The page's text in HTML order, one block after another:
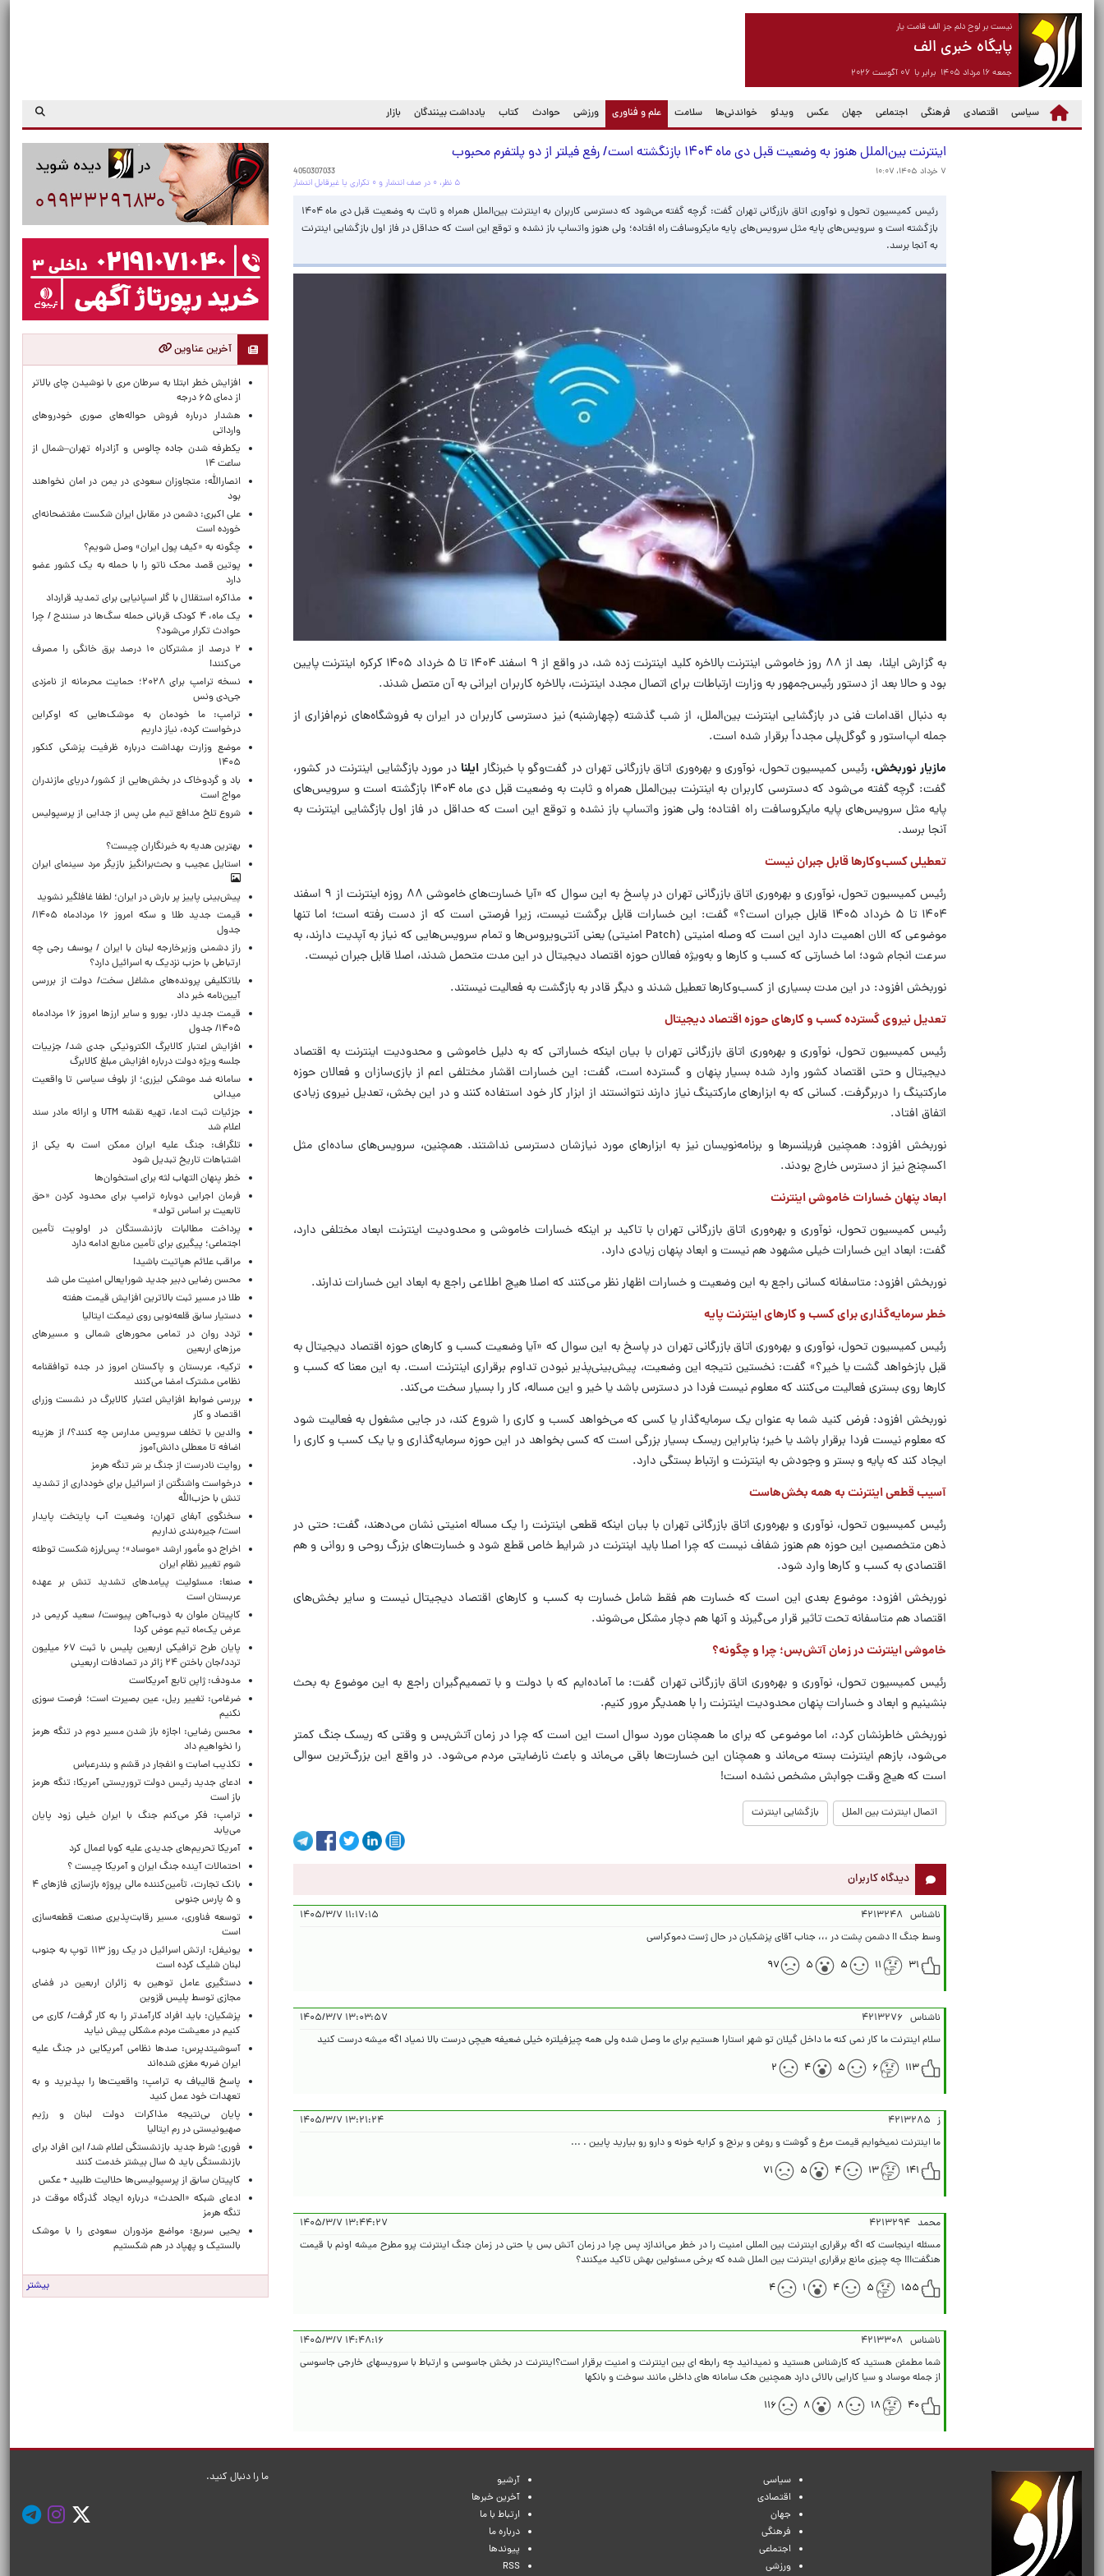
نیست بر لوح دلم جز الف قامت یار
پایگاه خبری الف
جمعه ۱۶ مرداد ۱۴۰۵ برابر با ۰۷ آگوست ۲۰۲۶
سیاسی اقتصادی فرهنگی اجتماعی جهان عکس ویدئو خواندنی‌ها سلامت علم و فناوری
(current) ورزشی حوادث کتاب یادداشت بینندگان بازار
اینترنت بین‌الملل هنوز به وضعیت قبل دی ماه ۱۴۰۴ بازنگشته است/ رفع فیلتر از دو پلتفرم محبوب
۷ خرداد ۱۴۰۵، ۱۰:۰۷
4050307033
۵ نظر، ۰ در صف انتشار و ۰ تکراری یا غیرقابل انتشار
رئیس کمیسیون تحول و نوآوری اتاق بازرگانی تهران گفت: گرچه گفته می‌شود که دسترسی کاربران به اینترنت بین‌الملل همراه و ثابت به وضعیت قبل دی ماه ۱۴۰۴
بازگشته است و سرویس‌های پایه مثل سرویس‌های پایه مایکروسافت راه افتاده؛ ولی هنوز واتساپ باز نشده و توقع این است که حداقل در فاز اول بازگشایی اینترنت
به آنجا برسد.
به گزارش ایلنا، بعد از ۸۸ روز خاموشی اینترنت بالاخره کلید اینترنت زده شد، در واقع از ۹ اسفند ۱۴۰۴ تا ۵ خرداد ۱۴۰۵ کرکره اینترنت پایین
بود و حالا بعد از دستور رئیس‌جمهور به وزارت ارتباطات برای اتصال مجدد اینترنت، بالاخره کاربران ایرانی به آن متصل شدند.
به دنبال اقدامات فنی در بازگشایی اینترنت بین‌الملل، از شب گذشته (چهارشنبه) نیز دسترسی کاربران در ایران به فروشگاه‌های نرم‌افزاری از
جمله اپ‌استور و گوگل‌پلی مجدداً برقرار شده است.
مازیار نوربخش، رئیس کمیسیون تحول، نوآوری و بهره‌وری اتاق بازرگانی تهران در گفت‌و‌گو با خبرنگار ایلنادر مورد بازگشایی اینترنت در کشور،
گفت: گرچه گفته می‌شود که دسترسی کاربران به اینترنت بین‌الملل همراه و ثابت به وضعیت قبل دی ماه ۱۴۰۴ بازگشته است و سرویس‌های
پایه مثل سرویس‌های پایه مایکروسافت راه افتاده؛ ولی هنوز واتساپ باز نشده و توقع این است که حداقل در فاز اول بازگشایی اینترنت به
آنجا برسد.
تعطیلی کسب‌وکار‌ها قابل جبران نیست
رئیس کمیسیون تحول، نوآوری و بهره‌وری اتاق بازرگانی تهران در پاسخ به این سوال که «آیا خسارت‌های خاموشی ۸۸ روزه اینترنت از ۹ اسفند
۱۴۰۴ تا ۵ خرداد ۱۴۰۵ قابل جبران است؟» گفت: این خسارات قابل برگشت نیست، زیرا فرصتی است که از دست رفته است؛ اما تنها
موضوعی که الان اهمیت دارد این است که وصله امنیتی (Patch امنیتی) یعنی آنتی‌ویروس‌ها و تمام سرویس‌هایی که نیاز به آپدیت دارند، به
سرعت انجام شود؛ اما خسارتی که کسب و کار‌ها و به‌ویژه فعالان حوزه اقتصاد دیجیتال در این مدت متحمل شدند، اصلا قابل جبران نیست.
نوربخش افزود: در این مدت بسیاری از کسب‌وکار‌ها تعطیل شدند و دیگر قادر به بازگشت به فعالیت نیستند.
تعدیل نیروی گسترده کسب و کار‌های حوزه اقتصاد دیجیتال
رئیس کمیسیون تحول، نوآوری و بهره‌وری اتاق بازرگانی تهران با بیان اینکه خساراتی که به دلیل خاموشی و محدودیت اینترنت به اقتصاد
دیجیتال و حتی اقتصاد کشور وارد شده بسیار پنهان و گسترده است، گفت: این خسارات اقشار مختلفی اعم از بازی‌سازان و فعالان حوزه
مارکتینگ را دربرگرفت. کسانی که به ابزار‌های مارکتینگ نیاز دارند نتوانستند از ابزار کار خود استفاده کنند و در این بخش، تعدیل نیروی زیادی
اتفاق افتاد.
نوربخش افزود: همچنین فریلنسر‌ها و برنامه‌نویسان نیز به ابزار‌های مورد نیازشان دسترسی نداشتند. همچنین، سرویس‌های ساده‌ای مثل
اکسچنج نیز از دسترس خارج بودند.
ابعاد پنهان خسارات خاموشی اینترنت
رئیس کمیسیون تحول، نوآوری و بهره‌وری اتاق بازرگانی تهران با تاکید بر اینکه خسارات خاموشی و محدودیت اینترنت ابعاد مختلفی دارد،
گفت: ابعاد این خسارات خیلی مشهود هم نیست و ابعاد پنهان زیادی دارد.
نوربخش افزود: متاسفانه کسانی راجع به این وضعیت و خسارات اظهار نظر می‌کنند که اصلا هیچ اطلاعی راجع به ابعاد این خسارات ندارند.
خطر سرمایه‌گذاری برای کسب و کار‌های اینترنت پایه
رئیس کمیسیون تحول، نوآوری و بهره‌وری اتاق بازرگانی تهران در پاسخ به این سوال که «آیا وضعیت کسب و کار‌های حوزه اقتصاد دیجیتال به
قبل بازخواهد گشت یا خیر؟» گفت: نخستین نتیجه این وضعیت، پیش‌بینی‌پذیر نبودن تداوم برقراری اینترنت است. به این معنا که کسب و
کار‌ها روی بستری فعالیت می‌کنند که معلوم نیست فردا در دسترس باشد یا خیر و این مساله، کار را بسیار سخت می‌کند.
نوربخش افزود: فرض کنید شما به عنوان یک سرمایه‌گذار یا کسی که می‌خواهد کسب و کاری را شروع کند، در جایی مشغول به فعالیت شود
که معلوم نیست فردا برقرار باشد یا خیر؛ بنابراین ریسک بسیار بزرگی است که کسی بخواهد در این حوزه سرمایه‌گذاری و یا یک کسب و کاری را
ایجاد کند که پایه و بستر و وجودش به اینترنت و ارتباط بستگی دارد.
آسیب قطعی اینترنت به همه بخش‌هاست
رئیس کمیسیون تحول، نوآوری و بهره‌وری اتاق بازرگانی تهران با بیان اینکه قطعی اینترنت را یک مساله امنیتی نشان می‌دهند، گفت: حتی در
ذهن متخصصین این حوزه هم هنوز شفاف نیست که چرا اصلا باید اینترنت در شرایط خاص قطع شود و خسارت‌های بزرگ روحی و روانی و هم
اقتصادی به کسب و کار‌ها وارد شود.
نوربخش افزود: موضوع بعدی این است که خسارت هم فقط شامل خسارت به کسب و کار‌های اقتصاد دیجیتال نیست و سایر بخش‌های
اقتصاد هم متاسفانه تحت تاثیر قرار می‌گیرند و آنها هم دچار مشکل می‌شوند.
خاموشی اینترنت در زمان آتش‌بس؛ چرا و چگونه؟
رئیس کمیسیون تحول، نوآوری و بهره‌وری اتاق بازرگانی تهران گفت: ما آماده‌ایم که با دولت و با تصمیم‌گیران راجع به این موضوع به بحث
بنشینیم و ابعاد و خسارات پنهان محدودیت اینترنت را با همدیگر مرور کنیم.
نوربخش خاطرنشان کرد:، اما موضوعی که برای ما همچنان مورد سوال است این است که چرا در زمان آتش‌بس و وقتی که ریسک جنگ کمتر
می‌شود، بازهم اینترنت بسته می‌ماند و همچنان این خسارت‌ها باقی می‌ماند و باعث نارضایتی مردم می‌شود. در واقع این بزرگ‌ترین سوالی
است که هیچ وقت جوابش مشخص نشده است!
اتصال اینترنت بین الملل بازگشایی اینترنت
دیدگاه کاربران
ناشناس ۴۲۱۳۲۴۸
۱۱:۱۷:۱۵ ۱۴۰۵/۳/۷
وسط جنگ !! دشمن پشت در ،،، جناب آقای پزشکیان در حال ژست دموکراسی
۳۱
۱۱ ۵ ۵ ۹۷
ناشناس ۴۲۱۳۲۷۶
۱۳:۰۳:۵۷ ۱۴۰۵/۳/۷
سلام اینترنت ما کار نمی کنه ما داخل گیلان تو شهر استارا هستیم برای ما وصل شده ولی همه چیزفیلتره خیلی ضعیفه هیچی درست بالا نمیاد اگه میشه درست کنید
۱۱۳
۶ ۵ ۴ ۲
ز ۴۲۱۳۲۸۵
۱۳:۲۱:۲۴ ۱۴۰۵/۳/۷
ما اینترنت نمیخوایم قیمت مرغ و گوشت و روغن و برنج و کرایه خونه و دارو رو بیارید پایین . ...
۱۴۱
۱۳ ۴ ۵ ۷۱
محمد ۴۲۱۳۲۹۴
۱۳:۴۴:۲۷ ۱۴۰۵/۳/۷
مسئله اینجاست که اگه برقراری اینترنت بین المللی امنیت را در خطر می‌اندازد پس چرا در زمان آتش بس یا حتی در زمان جنگ اینترنت پرو مطرح میشه اونم با قیمت
هنگفت!!! چه چیزی مانع برقراری اینترنت بین الملل شده که برخی مسئولین بهش تاکید میکنند؟
۱۵۵
۵ ۴ ۱ ۴
ناشناس ۴۲۱۳۳۰۸
۱۴:۴۸:۱۶ ۱۴۰۵/۳/۷
شما مطمئن هستید که کارشناس هستید و نمیدانید چه رابطه ای بین اینترنت و امنیت برقرار است؟اینترنت در بخش جاسوسی و ارتباط با سرویسهای خارجی جاسوسی
از جمله موساد و سیا کارایی بالائی دارد همچنین هک سامانه های داخلی مانند سوخت و بانکها
۴۰
۱۸ ۸ ۸ ۱۱۶
آخرین عناوین
افزایش خطر ابتلا به سرطان مری با نوشیدن چای بالاتر
از دمای ۶۵ درجه
هشدار درباره فروش حواله‌های صوری خودروهای
وارداتی
یکطرفه شدن جاده چالوس و آزادراه تهران–شمال از
ساعت ۱۴
انصارالله: متجاوزان سعودی در یمن در امان نخواهند
بود
علی اکبری: دشمن در مقابل ایران شکست مفتضحانه‌ای
خورده است
چگونه به «کیف پول ایران» وصل شویم؟
پوتین قصد محک ناتو را با حمله به یک کشور عضو
دارد
مذاکره استقلال با گلر اسپانیایی برای تمدید قرارداد
یک ماه، ۴ کودک قربانی حمله سگ‌ها در سنندج / چرا
حوادث تکرار می‌شود؟
۲ درصد از مشترکان ۱۰ درصد برق خانگی را مصرف
می‌کنند!
نسخه ترامپ برای ۲۰۲۸؛ حمایت محرمانه از نامزدی
جی‌دی ونس
ترامپ: ما خودمان به موشک‌هایی که اوکراین
درخواست کرده، نیاز داریم
موضع وزارت بهداشت درباره ظرفیت پزشکی کنکور
۱۴۰۵
باد و گردوخاک در بخش‌هایی از کشور/ دریای مازندران
مواج است
شروع تلخ مدافع تیم ملی پس از جدایی از پرسپولیس
بهترین هدیه به خبرنگاران چیست؟
استایل عجیب و بحث‌برانگیز بازیگر مرد سینمای ایران
پیش‌بینی پاییز پر بارش در ایران؛ لطفا غافلگیر نشوید
قیمت جدید طلا و سکه امروز ۱۶ مردادماه ۱۴۰۵/
جدول
راز دشمنی وزیرخارجه لبنان با ایران / یوسف رجی چه
ارتباطی با حزب نزدیک به اسرائیل دارد؟
بلاتکلیفی پرونده‌های مشاغل سخت/ دولت از بررسی
آیین‌نامه خبر داد
قیمت جدید دلار، یورو و سایر ارزها امروز ۱۶ مردادماه
۱۴۰۵/ جدول
افزایش اعتبار کالابرگ الکترونیکی جدی شد/ جزییات
جلسه ویژه دولت درباره افزایش مبلغ کالابرگ
سامانه ضد موشکی لیزری؛ از بلوف سیاسی تا واقعیت
میدانی
جزئیات ثبت ادعا، تهیه نقشه UTM و ارائه مادر سند
اعلام شد
تلگراف: جنگ علیه ایران ممکن است به یکی از
اشتباهات تاریخ تبدیل شود
خطر پنهان التهاب لثه برای استخوان‌ها
فرمان اجرایی دوباره ترامپ برای محدود کردن «حق
تابعیت بر اساس تولد»
پرداخت مطالبات بازنشستگان در اولویت تأمین
اجتماعی؛ پیگیری برای تأمین منابع ادامه دارد
مراقب علائم هپاتیت باشید!
محسن رضایی دبیر جدید شورایعالی امنیت ملی شد
طلا در مسیر ثبت بالاترین افزایش قیمت هفته
دستیار سابق قلعه‌نویی روی نیمکت ایتالیا
تردد روان در تمامی محورهای شمالی و مسیرهای
مرزهای اربعین
ترکیه، عربستان و پاکستان امروز در جده توافقنامه
نظامی مشترک امضا می‌کنند
بررسی ضوابط افزایش اعتبار کالابرگ در نشست وزرای
اقتصاد و کار
والدین با تخلف سرویس مدارس چه کنند؟/ از هزینه
اضافه تا معطلی دانش‌آموز
روایت نادرست از جنگ بر سَر تنگه هرمز
درخواست واشنگتن از اسرائیل برای خودداری از تشدید
تنش با حزب‌الله
سخنگوی آبفای تهران: وضعیت آب پایتخت پایدار
است/ جیره‌بندی نداریم
اخراج دو مأمور ارشد «موساد»؛ پس‌لرزه شکست توطئه
شوم تغییر نظام ایران
صنعا: مسئولیت پیامدهای تشدید تنش بر عهده
عربستان است
کاپیتان ملوان به ذوب‌آهن پیوست/ سعید کریمی در
عرض یک‌ماه تیم عوض کرد!
پایان طرح ترافیکی اربعین پلیس با ثبت ۶۷ میلیون
تردد/جان باختن ۲۴ زائر در تصادفات اربعینی
مدودف: ژاپن تابع آمریکاست
ضرغامی: تغییر ریل، عین بصیرت است؛ فرصت سوزی
نکنیم
محسن رضایی: اجازه باز شدن مسیر دوم در تنگه هرمز
را نخواهیم داد
تکذیب اصابت و انفجار در قشم و بندرعباس
ادعای جدید رئیس دولت تروریستی آمریکا: تنگه هرمز
باز است
ترامپ: فکر می‌کنم جنگ با ایران خیلی زود پایان
می‌یابد
آمریکا تحریم‌های جدیدی علیه کوبا اعمال کرد
احتمالات آینده جنگ ایران و آمریکا چیست ؟
بانک تجارت، تأمین‌کننده مالی پروژه بازسازی فازهای ۴
و ۵ پارس جنوبی
توسعه فناوری، مسیر رقابت‌پذیری صنعت قطعه‌سازی
است
یونیفل: ارتش اسرائیل در یک روز ۱۱۳ توپ به جنوب
لبنان شلیک کرده است
دستگیری عامل توهین به زائران اربعین در فضای
مجازی توسط پلیس قزوین
پزشکیان: باید افراد کارآمدتر را به کار گرفت/ کاری می
کنیم در معیشت مردم مشکلی پیش نیاید
آسوشیتدپرس: صدها نظامی آمریکایی در جنگ علیه
ایران ضربه مغزی شده‌اند
پاسخ قالیباف به ترامپ: واقعیت‌ها را بپذیرید و به
تعهدات خود عمل کنید
پایان بی‌نتیجه مذاکرات دولت لبنان و رژیم
صهیونیستی در رم ایتالیا
فوری؛ شرط جدید بازنشستگی اعلام شد/ این افراد برای
بازنشستگی باید ۵ سال بیشتر خدمت کنند
کاپیتان سابق از پرسپولیسی‌ها حلالیت طلبید + عکس
ادعای شبکه «الحدث» درباره ایجاد گذرگاه موقت در
تنگه هرمز
یحیی سریع: مواضع مزدوران سعودی را با موشک
بالستیک و پهپاد در هم شکستیم
بیشتر
سیاسی
اقتصادی
جهان
فرهنگی
اجتماعی
ورزشی
آرشیو
آخرین خبرها
ارتباط با ما
درباره ما
پیوندها
RSS
ما را دنبال کنید.